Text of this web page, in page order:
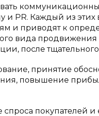
и PR. Каждый из этих
и приводят к
вида продвижения
после
принятие
повышение
покупателей и